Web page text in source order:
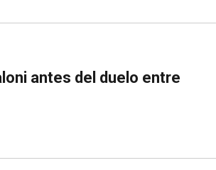
antes del duelo entre